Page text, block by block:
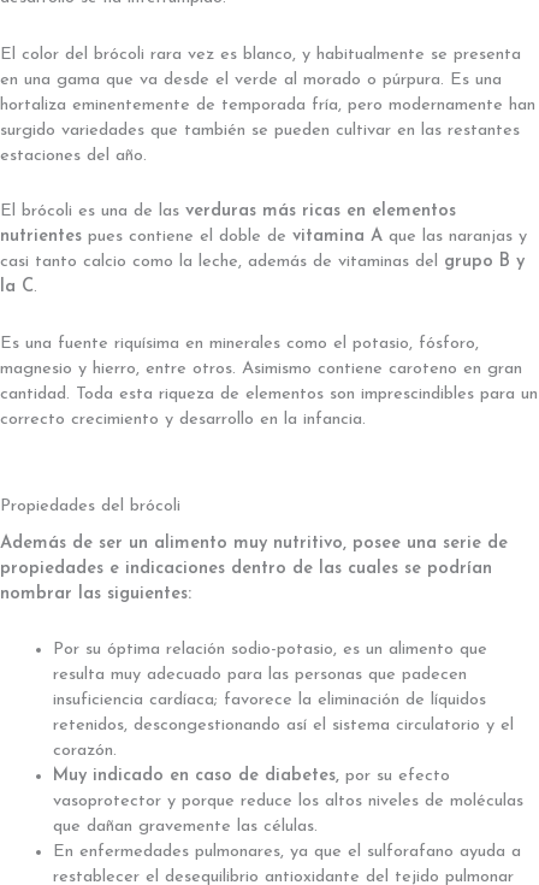
El color del brócoli rara vez es blanco, y habitualmente se presenta
en una gama que va desde el verde al morado o púrpura. Es una
hortaliza eminentemente de temporada fría, pero modernamente han
surgido variedades que también se pueden cultivar en las restantes
estaciones del año.
El brócoli es una de las verduras más ricas en elementos
nutrientes pues contiene el doble de vitamina A que las naranjas y
casi tanto calcio como la leche, además de vitaminas del grupo B y
la C.
Es una fuente riquísima en minerales como el potasio, fósforo,
magnesio y hierro, entre otros. Asimismo contiene caroteno en gran
cantidad. Toda esta riqueza de elementos son imprescindibles para un
correcto crecimiento y desarrollo en la infancia.
Propiedades del brócoli
Además de ser un alimento muy nutritivo, posee una serie de
propiedades e indicaciones dentro de las cuales se podrían
nombrar las siguientes:
Por su óptima relación sodio-potasio, es un alimento que
resulta muy adecuado para las personas que padecen
insuficiencia cardíaca; favorece la eliminación de líquidos
retenidos, descongestionando así el sistema circulatorio y el
corazón.
Muy indicado en caso de diabetes,por su efecto
vasoprotector y porque reduce los altos niveles de moléculas
que dañan gravemente las células.
En enfermedades pulmonares, ya que el sulforafano ayuda a
restablecer el desequilibrio antioxidante del tejido pulmonar